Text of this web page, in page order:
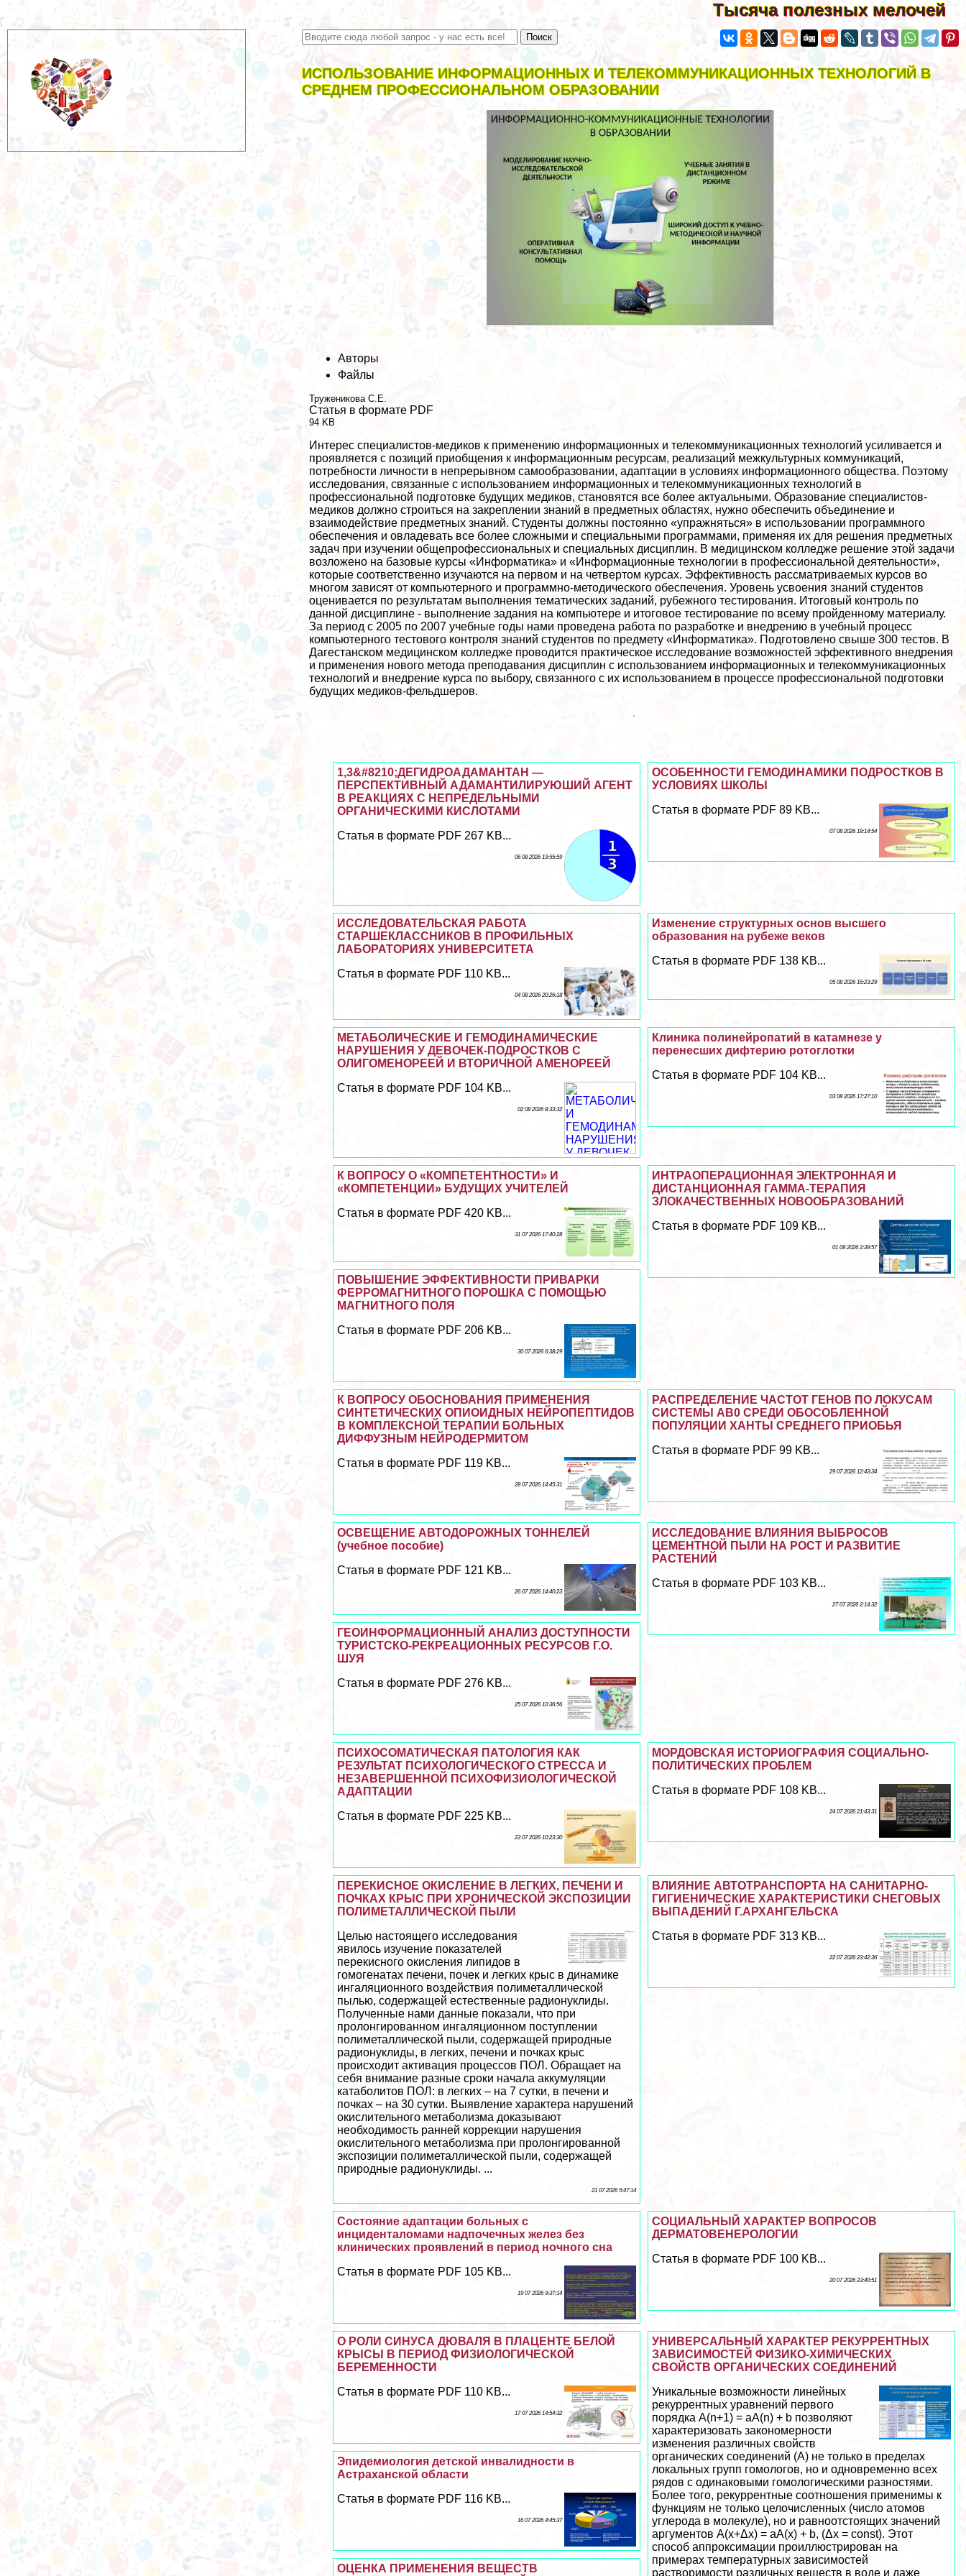
Тысяча полезных мелочей
ИСПОЛЬЗОВАНИЕ ИНФОРМАЦИОННЫХ И ТЕЛЕКОММУНИКАЦИОННЫХ ТЕХНОЛОГИЙ В
СРЕДНЕМ ПРОФЕССИОНАЛЬНОМ ОБРАЗОВАНИИ
Авторы
Файлы
Труженикова С.Е.
Статья в формате PDF
94 KB
Интерес специалистов-медиков к применению информационных и телекоммуникационных технологий усиливается и
проявляется с позиций приобщения к информационным ресурсам, реализаций межкультурных коммуникаций,
потребности личности в непрерывном самообразовании, адаптации в условиях информационного общества. Поэтому
исследования, связанные с использованием информационных и телекоммуникационных технологий в
профессиональной подготовке будущих медиков, становятся все более актуальными. Образование специалистов-
медиков должно строиться на закреплении знаний в предметных областях, нужно обеспечить объединение и
взаимодействие предметных знаний. Студенты должны постоянно «упражняться» в использовании программного
обеспечения и овладевать все более сложными и специальными программами, применяя их для решения предметных
задач при изучении общепрофессиональных и специальных дисциплин. В медицинском колледже решение этой задачи
возложено на базовые курсы «Информатика» и «Информационные технологии в профессиональной деятельности»,
которые соответственно изучаются на первом и на четвертом курсах. Эффективность рассматриваемых курсов во
многом зависят от компьютерного и программно-методического обеспечения. Уровень усвоения знаний студентов
оценивается по результатам выполнения тематических заданий, рубежного тестирования. Итоговый контроль по
данной дисциплине - выполнение задания на компьютере и итоговое тестирование по всему пройденному материалу.
За период с 2005 по 2007 учебные годы нами проведена работа по разработке и внедрению в учебный процесс
компьютерного тестового контроля знаний студентов по предмету «Информатика». Подготовлено свыше 300 тестов. В
Дагестанском медицинском колледже проводится пpaктическое исследование возможностей эффективного внедрения
и применения нового метода преподавания дисциплин с использованием информационных и телекоммуникационных
технологий и внедрение курса по выбору, связанного с их использованием в процессе профессиональной подготовки
будущих медиков-фельдшеров.
ОСОБЕННОСТИ ГЕМОДИНАМИКИ ПОДРОСТКОВ В
УСЛОВИЯХ ШКОЛЫ
Статья в формате PDF 89 KB...
07 08 2026 18:14:54
1,3&#8210;ДЕГИДРОАДАМАНТАН —
ПЕРСПЕКТИВНЫЙ АДАМАНТИЛИРУЮШИЙ АГЕНТ
В РЕАКЦИЯХ С НЕПРЕДЕЛЬНЫМИ
ОРГАНИЧЕСКИМИ КИСЛОТАМИ
Статья в формате PDF 267 KB...
06 08 2026 19:55:59
Изменение структурных основ высшего
образования на рубеже веков
Статья в формате PDF 138 KB...
05 08 2026 16:23:29
ИССЛЕДОВАТЕЛЬСКАЯ РАБОТА
СТАРШЕКЛАССНИКОВ В ПРОФИЛЬНЫХ
ЛАБОРАТОРИЯХ УНИВЕРСИТЕТА
Статья в формате PDF 110 KB...
04 08 2026 20:26:18
Клиника полинейропатий в катамнезе у
перенесших дифтерию ротоглотки
Статья в формате PDF 104 KB...
03 08 2026 17:27:10
МЕТАБОЛИЧЕСКИЕ И ГЕМОДИНАМИЧЕСКИЕ
НАРУШЕНИЯ У ДЕВОЧЕК-ПОДРОСТКОВ С
ОЛИГОМЕНОРЕЕЙ И ВТОРИЧНОЙ АМЕНОРЕЕЙ
Статья в формате PDF 104 KB...
02 08 2026 8:33:32
ИНТРАОПЕРАЦИОННАЯ ЭЛЕКТРОННАЯ И
ДИСТАНЦИОННАЯ ГАММА-ТЕРАПИЯ
ЗЛОКАЧЕСТВЕННЫХ НОВООБРАЗОВАНИЙ
Статья в формате PDF 109 KB...
01 08 2026 2:39:57
К ВОПРОСУ О «КОМПЕТЕНТНОСТИ» И
«КОМПЕТЕНЦИИ» БУДУЩИХ УЧИТЕЛЕЙ
Статья в формате PDF 420 KB...
31 07 2026 17:40:28
ПОВЫШЕНИЕ ЭФФЕКТИВНОСТИ ПРИВАРКИ
ФЕРРОМАГНИТНОГО ПОРОШКА С ПОМОЩЬЮ
МАГНИТНОГО ПОЛЯ
Статья в формате PDF 206 KB...
30 07 2026 6:38:29
РАСПРЕДЕЛЕНИЕ ЧАСТОТ ГЕНОВ ПО ЛОКУСАМ
СИСТЕМЫ АВ0 СРЕДИ ОБОСОБЛЕННОЙ
ПОПУЛЯЦИИ ХАНТЫ СРЕДНЕГО ПРИОБЬЯ
Статья в формате PDF 99 KB...
29 07 2026 12:43:34
К ВОПРОСУ ОБОСНОВАНИЯ ПРИМЕНЕНИЯ
СИНТЕТИЧЕСКИХ ОПИОИДНЫХ НЕЙРОПЕПТИДОВ
В КОМПЛЕКСНОЙ ТЕРАПИИ БОЛЬНЫХ
ДИФФУЗНЫМ НЕЙРОДЕРМИТОМ
Статья в формате PDF 119 KB...
28 07 2026 14:45:31
ИССЛЕДОВАНИЕ ВЛИЯНИЯ ВЫБРОСОВ
ЦЕМЕНТНОЙ ПЫЛИ НА РОСТ И РАЗВИТИЕ
РАСТЕНИЙ
Статья в формате PDF 103 KB...
27 07 2026 2:14:32
ОСВЕЩЕНИЕ АВТОДОРОЖНЫХ ТОННЕЛЕЙ
(учебное пособие)
Статья в формате PDF 121 KB...
26 07 2026 14:40:23
ГЕОИНФОРМАЦИОННЫЙ АНАЛИЗ ДОСТУПНОСТИ
ТУРИСТСКО-РЕКРЕАЦИОННЫХ РЕСУРСОВ Г.О.
ШУЯ
Статья в формате PDF 276 KB...
25 07 2026 10:36:56
МОРДОВСКАЯ ИСТОРИОГРАФИЯ СОЦИАЛЬНО-
ПОЛИТИЧЕСКИХ ПРОБЛЕМ
Статья в формате PDF 108 KB...
24 07 2026 21:43:31
ПСИХОСОМАТИЧЕСКАЯ ПАТОЛОГИЯ КАК
РЕЗУЛЬТАТ ПСИХОЛОГИЧЕСКОГО СТРЕССА И
НЕЗАВЕРШЕННОЙ ПСИХОФИЗИОЛОГИЧЕСКОЙ
АДАПТАЦИИ
Статья в формате PDF 225 KB...
23 07 2026 10:23:30
ВЛИЯНИЕ АВТОТРАНСПОРТА НА САНИТАРНО-
ГИГИЕНИЧЕСКИЕ ХАРАКТЕРИСТИКИ СНЕГОВЫХ
ВЫПАДЕНИЙ Г.АРХАНГЕЛЬСКА
Статья в формате PDF 313 KB...
22 07 2026 23:42:36
ПЕРЕКИСНОЕ ОКИСЛЕНИЕ В ЛЕГКИХ, ПЕЧЕНИ И
ПОЧКАХ КРЫС ПРИ ХРОНИЧЕСКОЙ ЭКСПОЗИЦИИ
ПОЛИМЕТАЛЛИЧЕСКОЙ ПЫЛИ
Целью настоящего исследования
явилось изучение показателей
перекиcного окисления липидов в
гомогенатах печени, почек и легких крыс в динамике
ингаляционного воздействия полиметаллической
пылью, содержащей естественные радионуклиды.
Полученные нами данные показали, что при
пролонгированном ингаляционном поступлении
полиметаллической пыли, содержащей природные
радионуклиды, в легких, печени и почках крыс
происходит активация процессов ПОЛ. Обращает на
себя внимание разные сроки начала аккумуляции
катаболитов ПОЛ: в легких – на 7 сутки, в печени и
почках – на 30 сутки. Выявление хаpaктера нарушений
окислительного метаболизма доказывают
необходимость ранней коррекции нарушения
окислительного метаболизма при пролонгированной
экспозиции полиметаллической пыли, содержащей
природные радионуклиды. ...
21 07 2026 5:47:14
СОЦИАЛЬНЫЙ ХАРАКТЕР ВОПРОСОВ
ДЕРМАТОВЕНЕРОЛОГИИ
Статья в формате PDF 100 KB...
20 07 2026 23:40:51
Состояние адаптации больных с
инциденталомами надпочечных желез без
клинических проявлений в период ночного сна
Статья в формате PDF 105 KB...
19 07 2026 9:37:14
УНИВЕРСАЛЬНЫЙ ХАРАКТЕР РЕКУРРЕНТНЫХ
ЗАВИСИМОСТЕЙ ФИЗИКО-ХИМИЧЕСКИХ
СВОЙСТВ ОРГАНИЧЕСКИХ СОЕДИНЕНИЙ
Уникальные возможности линейных
рекуррентных уравнений первого
порядка А(n+1) = aA(n) + b позволяют
хаpaктеризовать закономерности
изменения различных свойств
органических соединений (А) не только в пределах
локальных групп гомологов, но и одновременно всех
рядов с одинаковыми гомологическими разностями.
Более того, рекуррентные соотношения применимы к
функциям не только целочисленных (число атомов
углерода в молекуле), но и равноотстоящих значений
аргументов A(x+Δx) = aA(x) + b, (Δx = const). Этот
способ аппроксимации проиллюстрирован на
примерах температурных зависимостей
растворимости различных веществ в воде и даже
О РОЛИ СИНУСА ДЮВАЛЯ В ПЛАЦЕНТЕ БЕЛОЙ
КРЫСЫ В ПЕРИОД ФИЗИОЛОГИЧЕСКОЙ
БЕРЕМЕННОСТИ
Статья в формате PDF 110 KB...
17 07 2026 14:54:32
Эпидемиология детской инвалидности в
Астpaxaнской области
Статья в формате PDF 116 KB...
16 07 2026 4:45:37
ОЦЕНКА ПРИМЕНЕНИЯ ВЕЩЕСТВ